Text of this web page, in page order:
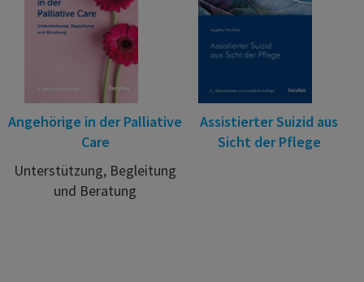
Angehörige in der Palliative
Care
Unterstützung, Begleitung
und Beratung
Assistierter Suizid aus
Sicht der Pflege